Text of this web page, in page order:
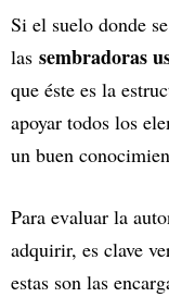
Si el suelo donde
las sembradoras
que éste es la
apoyar todos los
un buen
Para evaluar la
adquirir, es clave
estas son las